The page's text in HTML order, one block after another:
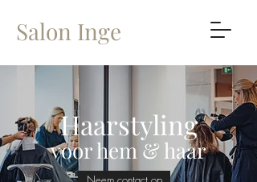
Salon Inge
Haarstyling
voor hem & haar